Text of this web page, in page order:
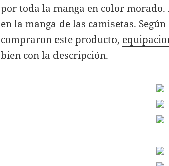
por toda la manga en color morado.
en la manga de las camisetas.
compraron este producto,
bien con la descripción.